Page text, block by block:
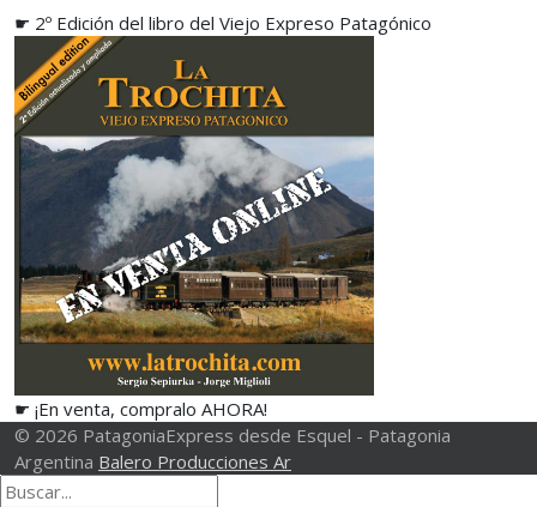
☛ 2º Edición del libro del Viejo Expreso Patagónico
☛ ¡En venta, compralo AHORA!
© 2026 PatagoniaExpress desde Esquel - Patagonia
Argentina Balero Producciones Ar